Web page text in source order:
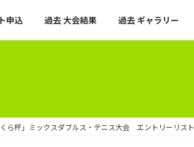
申込 過去 大会結果 過去 ギャラリー
ら杯」ミックスダブルス・テニス大会 エントリーリスト